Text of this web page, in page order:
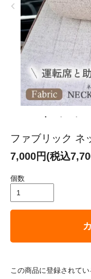
ファブリック
7,000円(税込
個数
この商品に登録されて